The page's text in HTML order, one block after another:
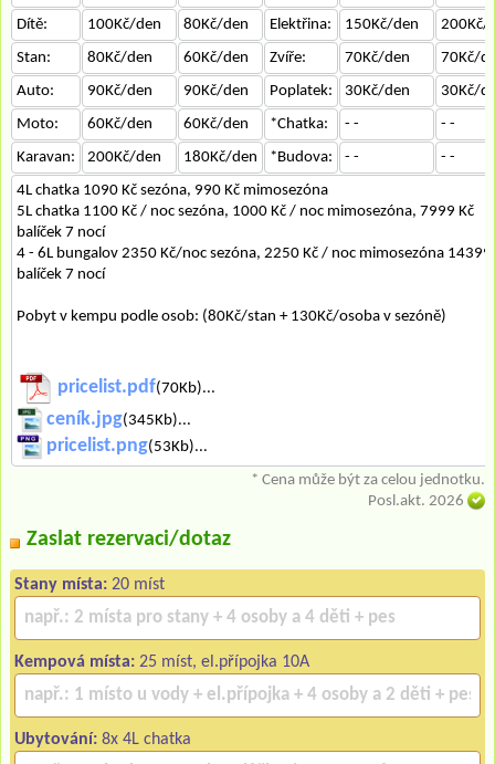
Dítě: 100Kč/den 80Kč/den Elektřina: 150Kč/den
200Kč/
Stan:
80Kč/den 60Kč/den Zvíře: 70Kč/den
70Kč/
Auto:
90Kč/den 90Kč/den Poplatek: 30Kč/den
30Kč/
Moto:
60Kč/den 60Kč/den *Chatka: - -
- -
Karavan:
200Kč/den 180Kč/den *Budova: - -
- -
4L chatka 1090 Kč sezóna, 990 Kč mimosezóna
5L chatka 1100 Kč / noc sezóna, 1000 Kč / noc mimosezóna, 7999 Kč
balíček 7 nocí
4 - 6L bungalov 2350 Kč/noc sezóna, 2250 Kč / noc mimosezóna 14399
balíček 7 nocí
Pobyt v kempu podle osob: (80Kč/stan + 130Kč/osoba v sezóně)
pricelist.pdf(70Kb)...
ceník.jpg(345Kb)...
pricelist.png(53Kb)...
* Cena může být za celou jednotku.
Posl.akt. 2026
Zaslat rezervaci/dotaz
Stany místa: 20 míst
Kempová místa: 25 míst, el.přípojka 10A
Ubytování: 8x 4L chatka